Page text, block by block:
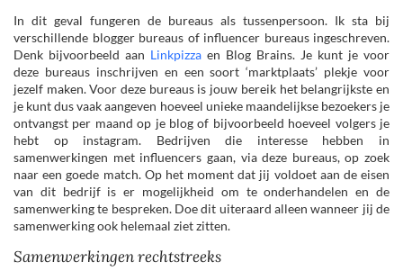
In dit geval fungeren de bureaus als tussenpersoon. Ik sta bij
verschillende blogger bureaus of influencer bureaus ingeschreven.
Denk bijvoorbeeld aan Linkpizza en Blog Brains. Je kunt je voor
deze bureaus inschrijven en een soort ‘marktplaats’ plekje voor
jezelf maken. Voor deze bureaus is jouw bereik het belangrijkste en
je kunt dus vaak aangeven hoeveel unieke maandelijkse bezoekers je
ontvangst per maand op je blog of bijvoorbeeld hoeveel volgers je
hebt op instagram. Bedrijven die interesse hebben in
samenwerkingen met influencers gaan, via deze bureaus, op zoek
naar een goede match. Op het moment dat jij voldoet aan de eisen
van dit bedrijf is er mogelijkheid om te onderhandelen en de
samenwerking te bespreken. Doe dit uiteraard alleen wanneer jij de
samenwerking ook helemaal ziet zitten.
Samenwerkingen rechtstreeks